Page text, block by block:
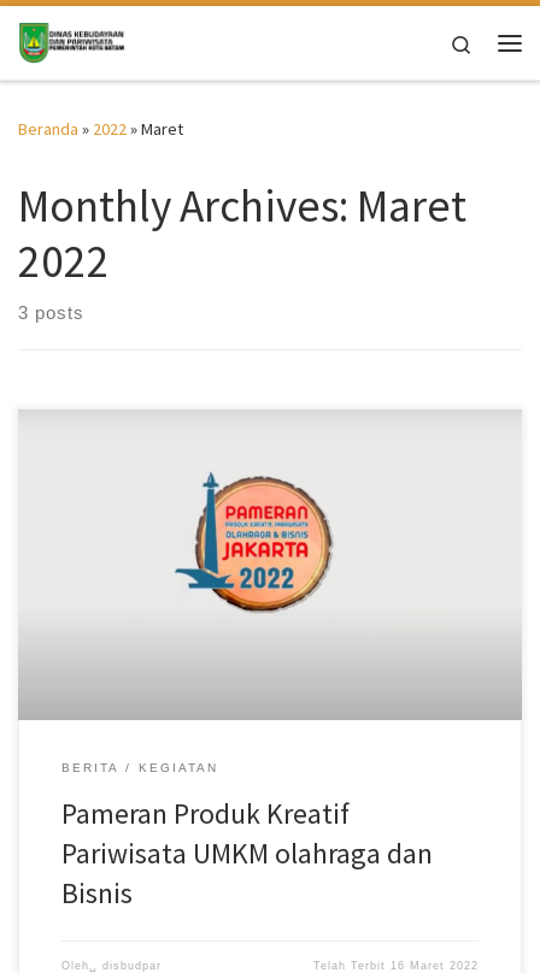
Skip to content
Search
Beranda » 2022»Maret
Monthly Archives: Maret
2022
3 posts
BERITA KEGIATAN
Pameran Produk Kreatif
Pariwisata UMKM olahraga dan
Bisnis
Oleh␣ disbudpar Telah Terbit 16 Maret 2022